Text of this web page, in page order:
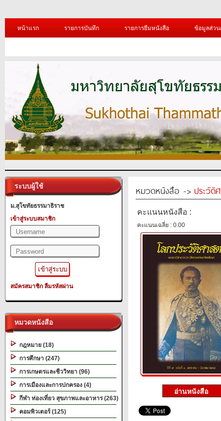
หน้าแรก รายการบันทึก รายการยืมหนังสือ ข้อมูลส่ว
ระบบผู้ใช้
ม.สุโขทัยธรรมาธิราช
เข้าสู่ระบบสมาชิก
สมัครสมาชิก ลืมรหัสผ่าน
หมวดหนังสือ
กฎหมาย (18)
การศึกษา (247)
การเกษตรและชีววิทยา (96)
การเมืองและการปกครอง (4)
กีฬา ท่องเที่ยว สุขภาพและอาหาร (263)
คอมพิวเตอร์ (125)
หมวดหนังสือ -> ประวัติ
คะแนนหนังสือ :
คะแนนเฉลี่ย : 0.00